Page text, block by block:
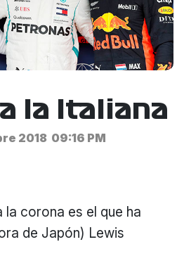
la Italiana
2018 09:16 PM
la corona es el que ha
de Japón) Lewis